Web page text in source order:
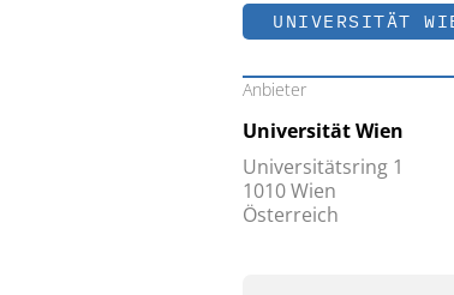
UNIVERSITÄT
Anbieter
Universität Wien
Universitätsring 1
1010 Wien
Österreich